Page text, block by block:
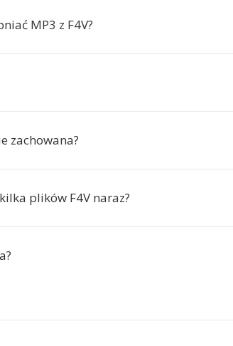
MP3 z F4V?
zachowana?
plików F4V naraz?